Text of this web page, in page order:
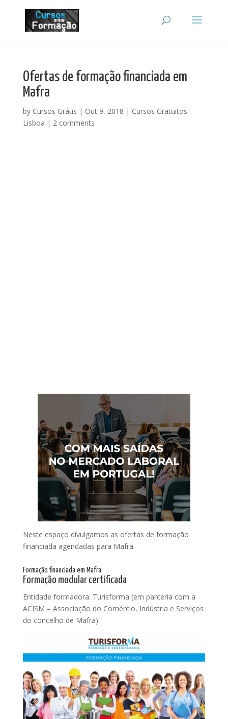
Ofertas de formação financiada em
Mafra
by Cursos Grátis | Out 9, 2018 | Cursos Gratuitos
Lisboa | 2 comments
Neste espaço divulgamos as ofertas de formação
financiada agendadas para Mafra.
Formação financiada em Mafra
Formação modular certificada
Entidade formadora: Turisforma (em parceria com a
ACISM – Associação do Comércio, Indústria e Serviços
do concelho de Mafra)